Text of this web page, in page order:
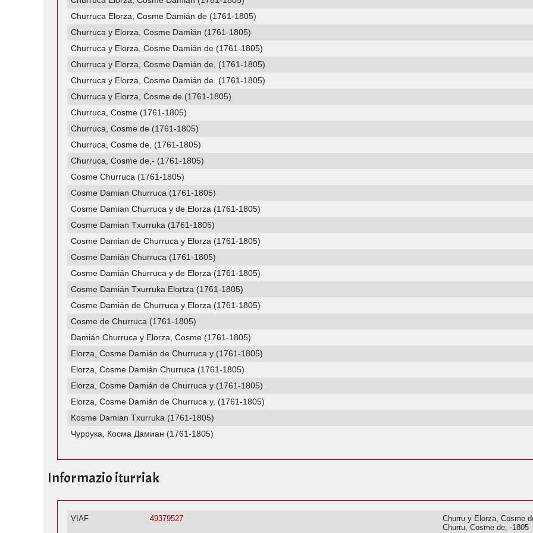
Churruca Elorza, Cosme Damián de (1761-1805)
Churruca y Elorza, Cosme Damián (1761-1805)
Churruca y Elorza, Cosme Damián de (1761-1805)
Churruca y Elorza, Cosme Damián de, (1761-1805)
Churruca y Elorza, Cosme Damián de. (1761-1805)
Churruca y Elorza, Cosme de (1761-1805)
Churruca, Cosme (1761-1805)
Churruca, Cosme de (1761-1805)
Churruca, Cosme de, (1761-1805)
Churruca, Cosme de,- (1761-1805)
Cosme Churruca (1761-1805)
Cosme Damian Churruca (1761-1805)
Cosme Damian Churruca y de Elorza (1761-1805)
Cosme Damian Txurruka (1761-1805)
Cosme Damian de Churruca y Elorza (1761-1805)
Cosme Damián Churruca (1761-1805)
Cosme Damián Churruca y de Elorza (1761-1805)
Cosme Damián Txurruka Elortza (1761-1805)
Cosme Damián de Churruca y Elorza (1761-1805)
Cosme de Churruca (1761-1805)
Damián Churruca y Elorza, Cosme (1761-1805)
Elorza, Cosme Damián de Churruca y (1761-1805)
Elorza, Cosme Damián Churruca (1761-1805)
Elorza, Cosme Damián de Churruca y (1761-1805)
Elorza, Cosme Damián de Churruca y, (1761-1805)
Kosme Damian Txurruka (1761-1805)
Чуррука, Косма Дамиан (1761-1805)
Informazio iturriak
VIAF 49379527
Churru y Elorza, Cosme
Churru, Cosme de, -1805